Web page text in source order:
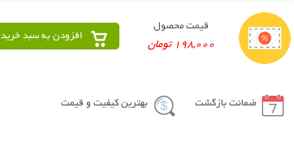
قیمت محصول
198,000 تومان
افزودن به سبد خرید
ضمانت بازگشت بهترین کیفیت و قیمت